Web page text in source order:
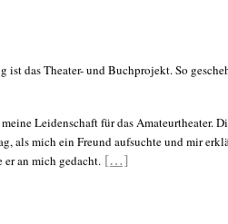
das Theater- und Buchprojekt. So
Leidenschaft für das
als mich ein Freund aufsuchte und mir
er an mich gedacht. […]